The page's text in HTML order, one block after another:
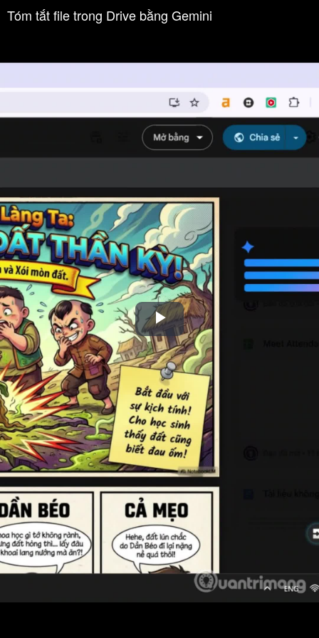
Play
Video
Tóm tắt file trong Drive bằng Gemini